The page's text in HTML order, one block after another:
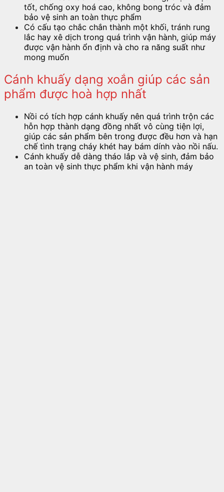
tốt, chống oxy hoá cao, không bong tróc và đảm
bảo vệ sinh an toàn thực phẩm
Có cấu tạo chắc chắn thành một khối, tránh rung
lắc hay xê dịch trong quá trình vận hành, giúp máy
được vận hành ổn định và cho ra năng suất như
mong muốn
Cánh khuấy dạng xoắn giúp các sản
phẩm được hoà hợp nhất
Nồi có tích hợp cánh khuấy nên quá trình trộn các
hỗn hợp thành dạng đồng nhất vô cùng tiện lợi,
giúp các sản phẩm bên trong được đều hơn và hạn
chế tình trạng cháy khét hay bám dính vào nồi nấu.
Cánh khuấy dễ dàng tháo lắp và vệ sinh, đảm bảo
an toàn vệ sinh thực phẩm khi vận hành máy